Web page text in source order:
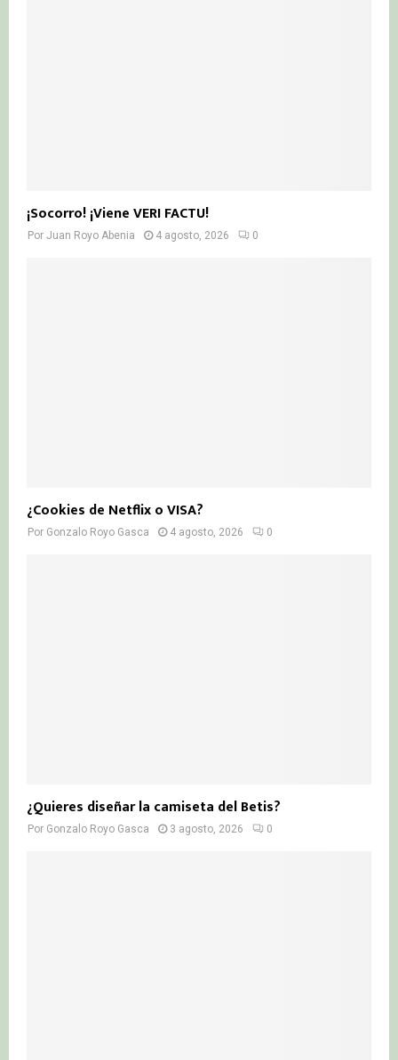
¡Socorro! ¡Viene VERI FACTU!
Por Juan Royo Abenia 4 agosto, 2026 0
¿Cookies de Netflix o VISA?
Por Gonzalo Royo Gasca 4 agosto, 2026 0
¿Quieres diseñar la camiseta del Betis?
Por Gonzalo Royo Gasca 3 agosto, 2026 0